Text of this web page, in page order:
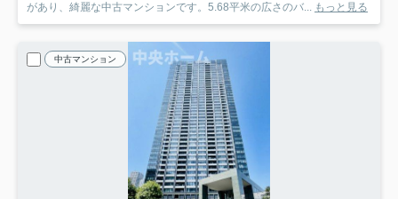
があり、綺麗な中古マンションです。5.68平米の広さのバ... もっと見る
中古マンション